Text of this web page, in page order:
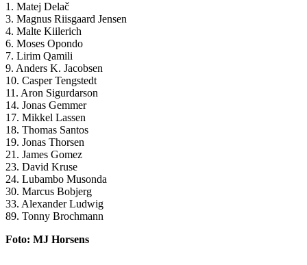
1. Matej Delač
3. Magnus Riisgaard Jensen
4. Malte Kiilerich
6. Moses Opondo
7. Lirim Qamili
9. Anders K. Jacobsen
10. Casper Tengstedt
11. Aron Sigurdarson
14. Jonas Gemmer
17. Mikkel Lassen
18. Thomas Santos
19. Jonas Thorsen
21. James Gomez
23. David Kruse
24. Lubambo Musonda
30. Marcus Bobjerg
33. Alexander Ludwig
89. Tonny Brochmann
Foto: MJ Horsens